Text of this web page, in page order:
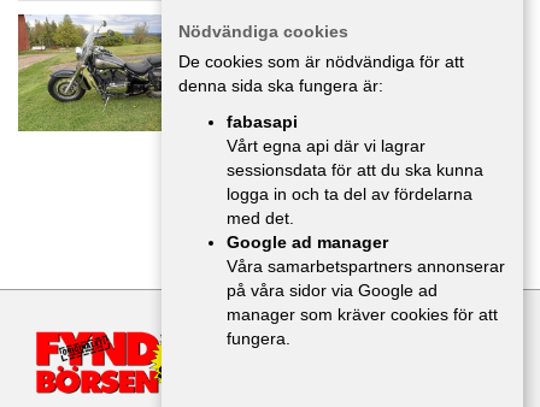
Kawasaki VN 800 classic -01
MC/Mopeder,Jönköping
20 000 :-
1 2
Nödvändiga cookies
De cookies som är nödvändiga för att
denna sida ska fungera är:
fabasapi
Vårt egna api där vi lagrar
sessionsdata för att du ska kunna
logga in och ta del av fördelarna
med det.
Google ad manager
Våra samarbetspartners annonserar
på våra sidor via Google ad
manager som kräver cookies för att
fungera.